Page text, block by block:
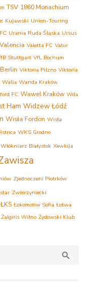
TSV 1860 Monachium
Kujawski Union-Touring
Urania Ruda Śląska Ursus
Valencia Valetta FC Valur
Stuttgart VfL Bochum
Viktoria Pilzno Viktoria
Walia Wanda Kraków
FC Wawel Kraków Wda
Ham Widzew Łódź
Wisła Fordon Wisła
WKS Grodno
Włókniarz Białystok Xewkija
Zjednoczeni Piotrków
Zwierzyniecki
ŁKS Łokomotiw Sofia Łotwa
Żalgiris Wilno Żydowski Klub
